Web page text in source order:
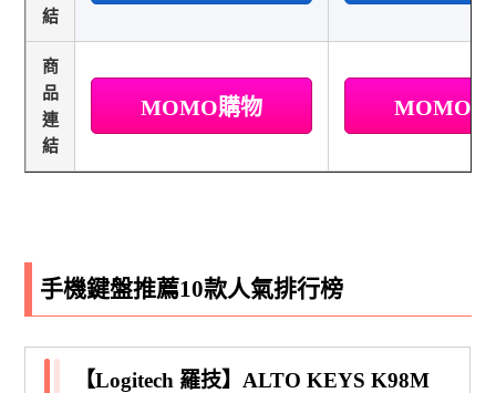
結
商
品
連
結
MOMO購物 MOMO
手機鍵盤推薦10款人氣排行榜
【Logitech 羅技】ALTO KEYS K98M